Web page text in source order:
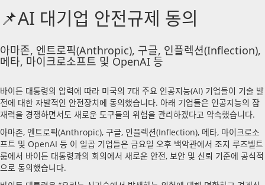
📌AI 대기업 안전규제 동의
아마존, 엔트로픽(Anthropic), 구글, 인플렉션(Inflection),
메타, 마이크로소프트 및 OpenAI 등
바이든 대통령의 압력에 따라 미국의 7대 주요 인공지능(AI) 기업들이 기술 발
전에 대한 자발적인 안전장치에 동의했습니다. 아래 기업들은 인공지능의 잠
재력을 경쟁하면서도 새로운 도구들의 위험을 관리하겠다고 약속했습니다.
아마존, 엔트로픽(Anthropic), 구글, 인플렉션(Inflection), 메타, 마이크로소
프트 및 OpenAI 등 이 일곱 기업들은 금요일 오후 백악관에서 조지 루즈벨트
룸에서 바이든 대통령과의 회의에서 새로운 안전, 보안 및 신뢰 기준에 공식적
으로 동의했습니다.